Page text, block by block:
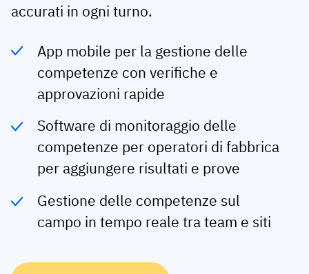
Profilo del dipendente
Certificati e licenze
App competenze in prima linea
Requisiti di formazione
Preparazione della forza lavoro
Audit trail
ora
Per ruolo
Manager delle operazioni
Manager ICT
Auditor
Intersnack
JDE Coffee
Imballaggio
Successo del cliente
Stato AG5
Invia una domanda
Chi siamo
Contattaci
accurati in ogni turno.
App mobile per la gestione delle
competenze con verifiche e
approvazioni rapide
Software di monitoraggio delle
competenze per operatori di fabbrica
per aggiungere risultati e prove
Gestione delle competenze sul
campo in tempo reale tra team e siti